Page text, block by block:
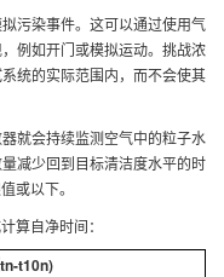
污染事件。这可以通过使用气
例如开门或模拟运动。挑战浓
统的实际范围内，而不会使其
就会持续监测空气中的粒子水
减少回到目标清洁度水平的时
或以下。
自净时间：
t10n)